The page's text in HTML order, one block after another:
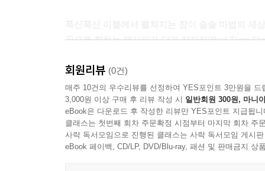
꿈으로 향하는 레시피가 담긴 잠자리(Bed Time
『잠이 솔솔 핫초코』는 쉽게 잠들지 못하는 사
모습은 잠들지 못하는 ‘나’의 모습과 닮아 있습
상상에 빠지다 보면 잠들기 힘들었던 사람도 얼른
일이 잦아지고 있는 요즘, 『잠이 솔솔 핫초코』
고민을 내려놓고 잠이 솔솔 오는 마법의 세계
부모님들에게도 즐거운 잠자리를 선물할 수 있습니
회원리뷰 (0건)
매주 10건의 우수리뷰를 선정하여 YES포인트 3만원을 드
3,000원 이상 구매 후 리뷰 작성 시 일반회원 300원, 마니
eBook은 다운로드 후 작성한 리뷰만 YES포인트 지급됩니
클래스는 첫번째 회차 주문확정 시점부터 마지막 회차 주
사락 독서모임으로 진행된 클래스는 사락 독서모임 게시
eBook 페이백, CD/LP, DVD/Blu-ray, 패션 및 판매금지 상